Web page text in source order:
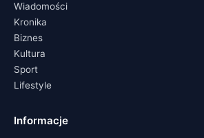
Wiadomości
Kronika
Biznes
Kultura
Sport
Lifestyle
Informacje